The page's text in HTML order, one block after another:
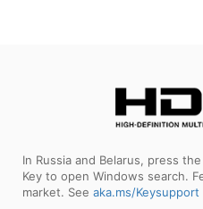
In Russia and Belarus, press the
Key to open Windows search.
market. See aka.ms/Keysupport